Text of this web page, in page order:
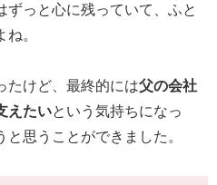
ずっと心に残っていて、ふと
。
たけど、最終的には父の会社
えたいという気持ちになっ
思うことができました。